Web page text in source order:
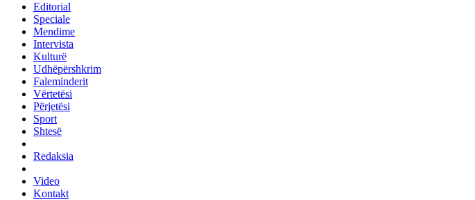
Editorial
Speciale
Mendime
Intervista
Kulturë
Udhëpërshkrim
Faleminderit
Vërtetësi
Përjetësi
Sport
Shtesë
Redaksia
Video
Kontakt